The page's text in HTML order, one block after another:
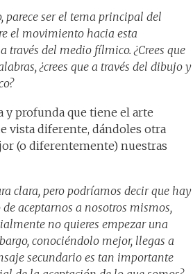
parece ser el tema principal del
el movimiento hacia esta
través del medio fílmico. ¿Crees que
¿crees que a través del dibujo y
y profunda que tiene el arte
vista diferente, dándoles otra
(o diferentemente) nuestras
clara, pero podríamos decir que hay
aceptarnos a nosotros mismos,
no quieres empezar una
conociéndolo mejor, llegas a
secundario es tan importante